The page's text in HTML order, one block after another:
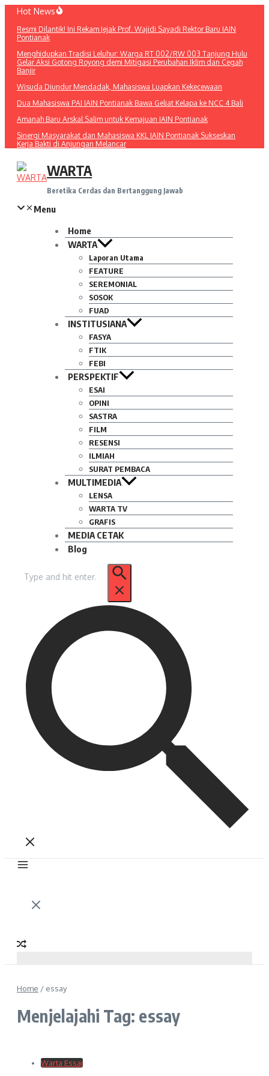
Lewati
konten
Hot News
Resmi Dilantik! Ini Rekam Jejak Prof. Wajidi Sayadi Rektor Baru IAIN
Pontianak
Menghidupkan Tradisi Leluhur: Warga RT 002/RW 003 Tanjung Hulu
Gelar Aksi Gotong Royong demi Mitigasi Perubahan Iklim dan Cegah
Banjir
Wisuda Diundur Mendadak, Mahasiswa Luapkan Kekecewaan
Dua Mahasiswa PAI IAIN Pontianak Bawa Geliat Kelapa ke NCC 4 Bali
Amanah Baru Arskal Salim untuk Kemajuan IAIN Pontianak
Sinergi Masyarakat dan Mahasiswa KKL IAIN Pontianak Sukseskan
Kerja Bakti di Anjungan Melancar
WARTA
Beretika Cerdas dan Bertanggung Jawab
Menu
Home
WARTA
Laporan Utama
FEATURE
SEREMONIAL
SOSOK
FUAD
INSTITUSIANA
FASYA
FTIK
FEBI
PERSPEKTIF
ESAI
OPINI
SASTRA
FILM
RESENSI
ILMIAH
SURAT PEMBACA
MULTIMEDIA
LENSA
WARTA TV
GRAFIS
MEDIA CETAK
Blog
untuk:
Home / essay
Menjelajahi Tag: essay
Warta Essai